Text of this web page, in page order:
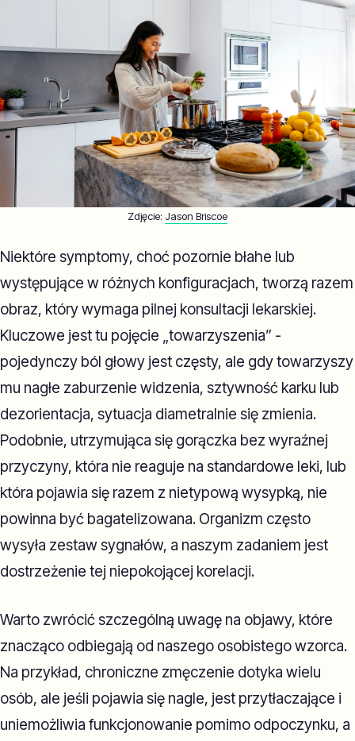
Zdjęcie: Jason Briscoe
Niektóre symptomy, choć pozornie błahe lub
występujące w różnych konfiguracjach, tworzą razem
obraz, który wymaga pilnej konsultacji lekarskiej.
Kluczowe jest tu pojęcie „towarzyszenia” -
pojedynczy ból głowy jest częsty, ale gdy towarzyszy
mu nagłe zaburzenie widzenia, sztywność karku lub
dezorientacja, sytuacja diametralnie się zmienia.
Podobnie, utrzymująca się gorączka bez wyraźnej
przyczyny, która nie reaguje na standardowe leki, lub
która pojawia się razem z nietypową wysypką, nie
powinna być bagatelizowana. Organizm często
wysyła zestaw sygnałów, a naszym zadaniem jest
dostrzeżenie tej niepokojącej korelacji.
Warto zwrócić szczególną uwagę na objawy, które
znacząco odbiegają od naszego osobistego wzorca.
Na przykład, chroniczne zmęczenie dotyka wielu
osób, ale jeśli pojawia się nagle, jest przytłaczające i
uniemożliwia funkcjonowanie pomimo odpoczynku, a